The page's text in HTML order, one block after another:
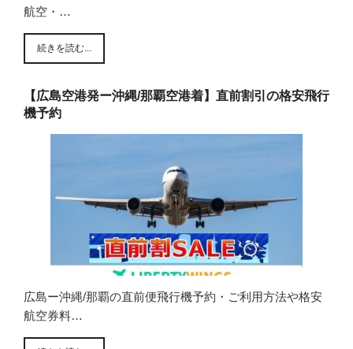
航空・…
続きを読む...
【広島空港発ー沖縄/那覇空港着】直前割引の格安飛行
機予約
広島ー沖縄/那覇の直前便飛行機予約・ご利用方法や格安
航空券料…